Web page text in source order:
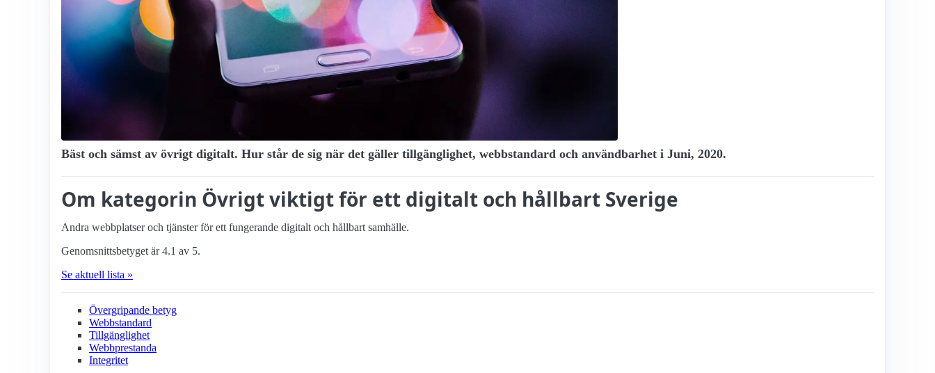
Bäst och sämst av övrigt digitalt. Hur står de sig när det gäller tillgänglighet, webbstandard och användbarhet i Juni, 2020.
Om kategorin Övrigt viktigt för ett digitalt och hållbart Sverige
Andra webbplatser och tjänster för ett fungerande digitalt och hållbart samhälle.
Genomsnittsbetyget är 4.1 av 5.
Se aktuell lista »
Övergripande betyg
Webbstandard
Tillgänglighet
Webbprestanda
Integritet